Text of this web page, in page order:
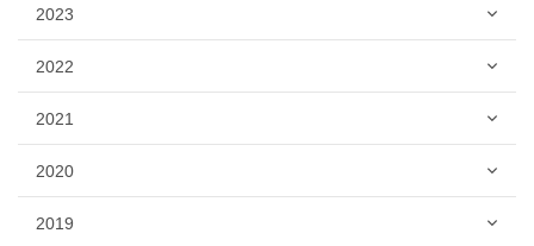
2023
2022
2021
2020
2019